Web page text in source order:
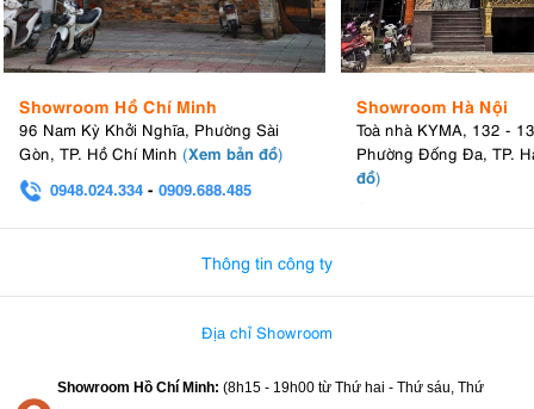
Showroom Hồ Chí Minh
96 Nam Kỳ Khởi Nghĩa, Phường Sài
Gòn, TP. Hồ Chí Minh (Xem bản đồ)
0948.024.334 - 0909.688.485
Showroom Hà Nội
Toà nhà KYMA, 132 -
Phường Đống Đa, TP.
đồ)
Thông tin công ty
Địa chỉ Showroom
Showroom Hồ Chí Minh: (8h15 - 19h00 từ Thứ hai - Thứ sáu, Thứ